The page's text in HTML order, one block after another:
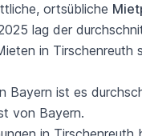
ortsübliche
lag der
in Tirschenreuth
Bayern ist es
von Bayern.